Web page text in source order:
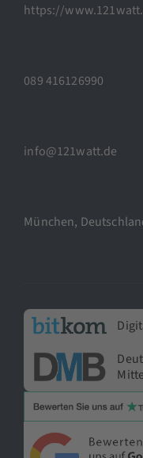
https://
089 416126990
info@121watt.de
München,